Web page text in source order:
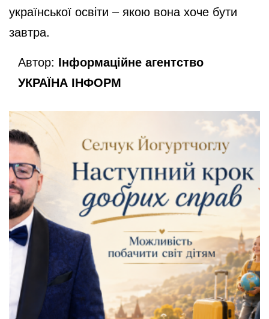
української освіти – якою вона хоче бути
завтра.
Автор: Інформаційне агентство
УКРАЇНА ІНФОРМ